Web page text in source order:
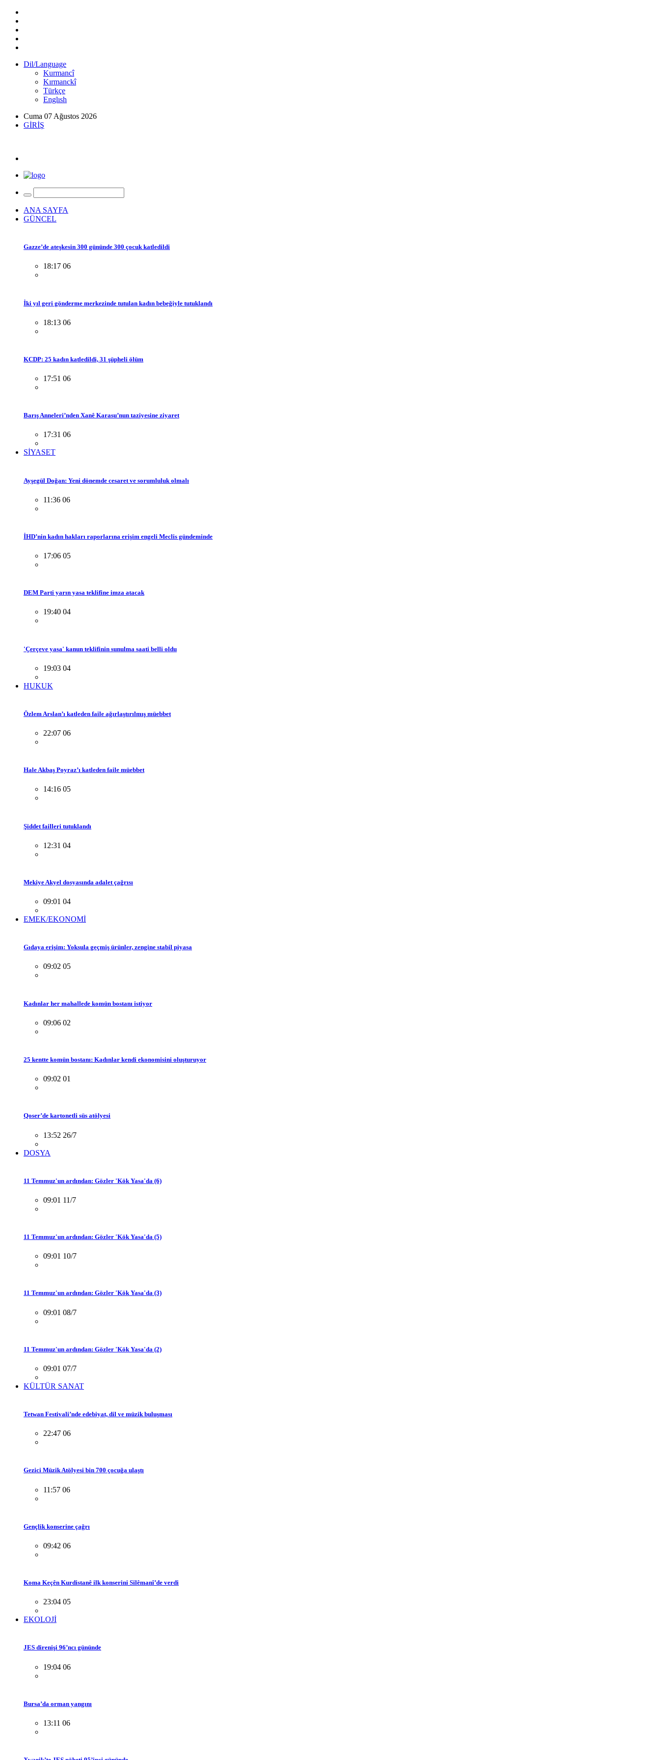
Dil/Language
Kurmancî
Kırmanckî
Türkçe
Englısh
Cuma 07 Ağustos 2026
GİRİŞ
ANA SAYFA
GÜNCEL
Gazze’de ateşkesin 300 gününde 300 çocuk katledildi
18:17 06
İki yıl geri gönderme merkezinde tutulan kadın bebeğiyle tutuklandı
18:13 06
KCDP: 25 kadın katledildi, 31 şüpheli ölüm
17:51 06
Barış Anneleri’nden Xanê Karasu’nun taziyesine ziyaret
17:31 06
SİYASET
Ayşegül Doğan: Yeni dönemde cesaret ve sorumluluk olmalı
11:36 06
İHD’nin kadın hakları raporlarına erişim engeli Meclis gündeminde
17:06 05
DEM Parti yarın yasa teklifine imza atacak
19:40 04
'Çerçeve yasa' kanun teklifinin sunulma saati belli oldu
19:03 04
HUKUK
Özlem Arslan’ı katleden faile ağırlaştırılmış müebbet
22:07 06
Hale Akbaş Poyraz’ı katleden faile müebbet
14:16 05
Şiddet failleri tutuklandı
12:31 04
Mekiye Akyel dosyasında adalet çağrısı
09:01 04
EMEK/EKONOMİ
Gıdaya erişim: Yoksula geçmiş ürünler, zengine stabil piyasa
09:02 05
Kadınlar her mahallede komün bostanı istiyor
09:06 02
25 kentte komün bostanı: Kadınlar kendi ekonomisini oluşturuyor
09:02 01
Qoser’de kartonetli süs atölyesi
13:52 26/7
DOSYA
11 Temmuz'un ardından: Gözler 'Kök Yasa'da (6)
09:01 11/7
11 Temmuz'un ardından: Gözler 'Kök Yasa'da (5)
09:01 10/7
11 Temmuz'un ardından: Gözler 'Kök Yasa'da (3)
09:01 08/7
11 Temmuz'un ardından: Gözler 'Kök Yasa'da (2)
09:01 07/7
KÜLTÜR SANAT
Tetwan Festivali’nde edebiyat, dil ve müzik buluşması
22:47 06
Gezici Müzik Atölyesi bin 700 çocuğa ulaştı
11:57 06
Gençlik konserine çağrı
09:42 06
Koma Keçên Kurdistanê ilk konserini Silêmanî’de verdi
23:04 05
EKOLOJİ
JES direnişi 96’ncı gününde
19:04 06
Bursa’da orman yangını
13:11 06